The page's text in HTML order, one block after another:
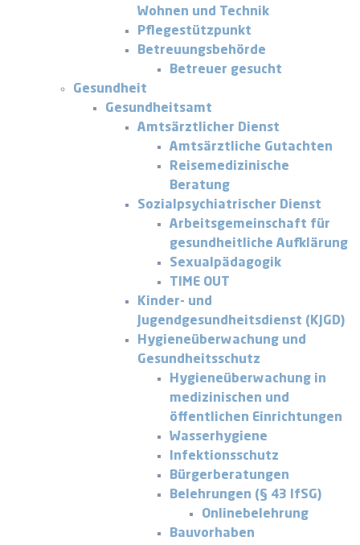
Wohnen und Technik
Pflegestützpunkt
Betreuungsbehörde
Betreuer gesucht
Gesundheit
Gesundheitsamt
Amtsärztlicher Dienst
Amtsärztliche Gutachten
Reisemedizinische
Beratung
Sozialpsychiatrischer Dienst
Arbeitsgemeinschaft für
gesundheitliche Aufklärung
Sexualpädagogik
TIME OUT
Kinder- und
Jugendgesundheitsdienst (KJGD)
Hygieneüberwachung und
Gesundheitsschutz
Hygieneüberwachung in
medizinischen und
öffentlichen Einrichtungen
Wasserhygiene
Infektionsschutz
Bürgerberatungen
Belehrungen (§ 43 IfSG)
Onlinebelehrung
Bauvorhaben